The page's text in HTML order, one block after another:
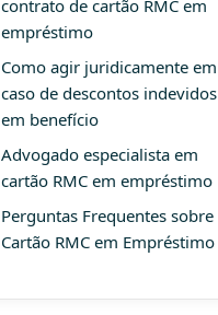
contrato de cartão RMC em
empréstimo
Como agir juridicamente em
caso de descontos indevidos
em benefício
Advogado especialista em
cartão RMC em empréstimo
Perguntas Frequentes sobre
Cartão RMC em Empréstimo